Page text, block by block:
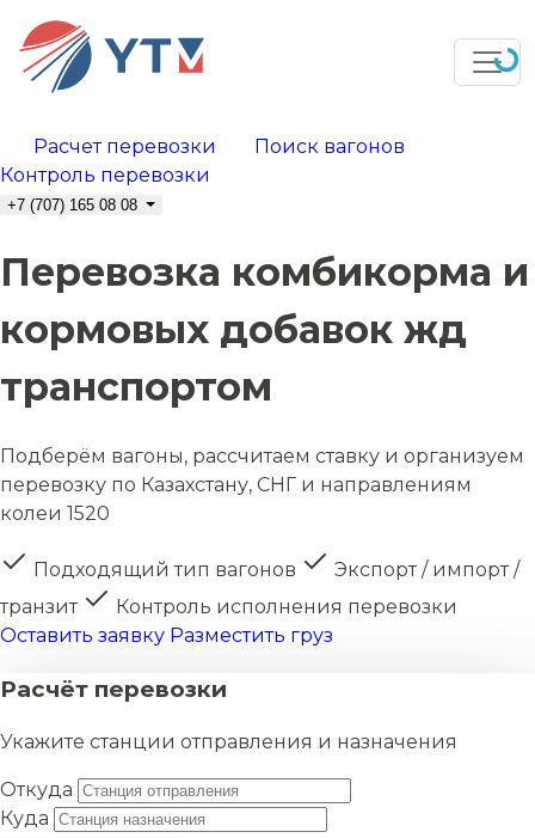
Расчет перевозки
Поиск вагонов
Контроль перевозки
+7 (707) 165 08 08
Перевозка комбикорма и
кормовых добавок жд
транспортом
Подберём вагоны, рассчитаем ставку и организуем
перевозку по Казахстану, СНГ и направлениям
колеи 1520
Подходящий тип вагонов
Экспорт / импорт /
транзит
Контроль исполнения перевозки
Оставить заявку Разместить груз
Расчёт перевозки
Укажите станции отправления и назначения
Откуда
Куда